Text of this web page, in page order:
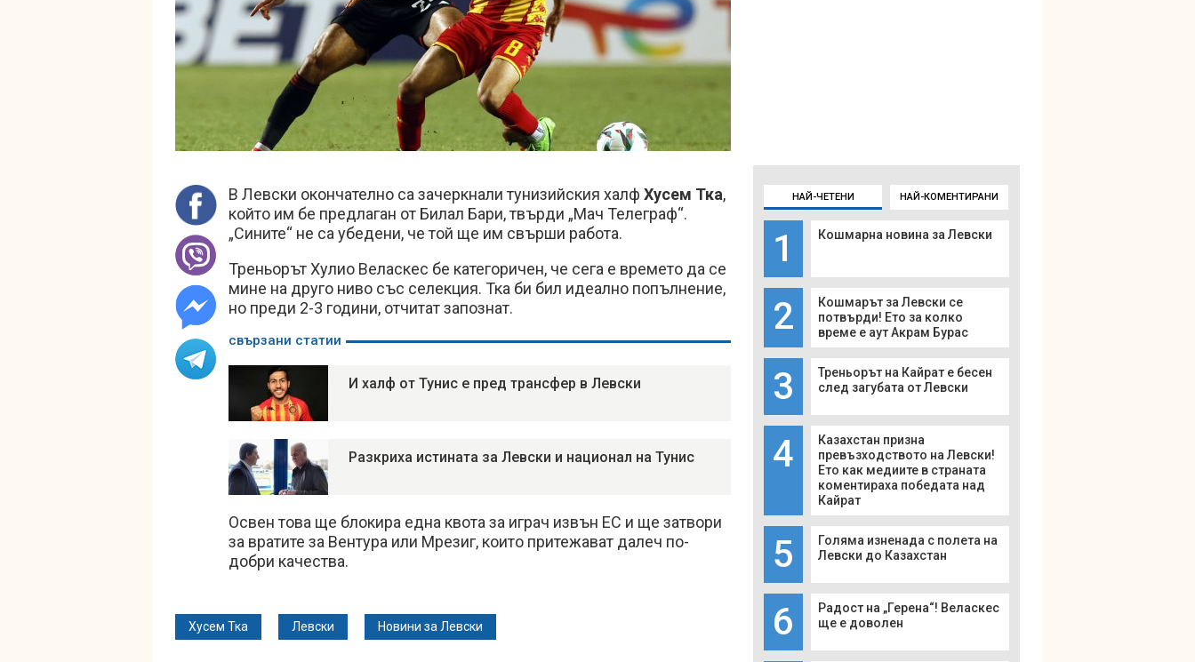
В Левски окончателно са зачеркнали тунизийския халф Хусем Тка,
който им бе предлаган от Билал Бари, твърди „Мач Телеграф“.
„Сините“ не са убедени, че той ще им свърши работа.
Треньорът Хулио Веласкес бе категоричен, че сега е времето да се
мине на друго ниво със селекция. Тка би бил идеално попълнение,
но преди 2-3 години, отчитат запознат.
свързани статии
И халф от Тунис е пред трансфер в Левски
Разкриха истината за Левски и национал на Тунис
Освен това ще блокира една квота за играч извън ЕС и ще затвори
за вратите за Вентура или Мрезиг, които притежават далеч по-
добри качества.
Хусем Тка Левски Новини за Левски
НАЙ-ЧЕТЕНИ НАЙ-КОМЕНТИРАНИ
1 Кошмарна новина за Левски
2
Кошмарът за Левски се
потвърди! Ето за колко
време е аут Акрам Бурас
3
Треньорът на Кайрат е бесен
след загубата от Левски
4
Казахстан призна
превъзходството на Левски!
Ето как медиите в страната
коментираха победата над
Кайрат
5
Голяма изненада с полета на
Левски до Казахстан
6
Радост на „Герена“! Веласкес
ще е доволен